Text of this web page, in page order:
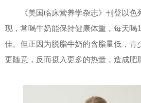
《美国临床营养学杂志》刊登以
现，常喝牛奶能保持健康体重，每天喝
佳。但正因为脱脂牛奶的含脂量低，青
更随意，反而摄入更多的热量，造成肥